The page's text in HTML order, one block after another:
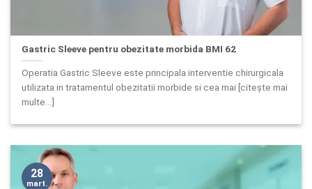
Gastric Sleeve pentru obezitate morbida BMI 62
Operatia Gastric Sleeve este principala interventie chirurgicala
utilizata in tratamentul obezitatii morbide si cea mai [citește mai
multe...]
28
mart.